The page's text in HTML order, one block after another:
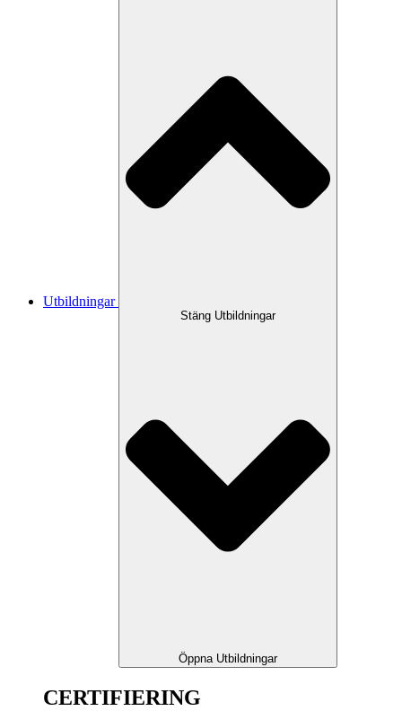
Utbildningar
Stäng Utbildningar
Öppna Utbildningar
CERTIFIERING